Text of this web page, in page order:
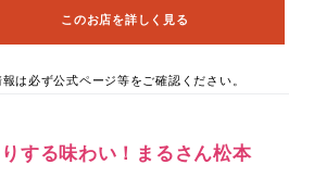
このお店を詳しく見る
は必ず公式ページ等をご確認ください。
する味わい！まるさん松本